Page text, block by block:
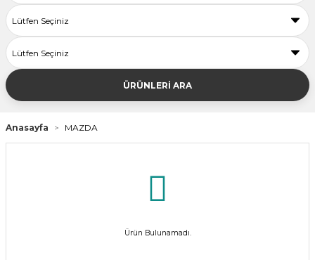
ÜRÜNLERİ ARA
Anasayfa MAZDA
Ürün Bulunamadı.